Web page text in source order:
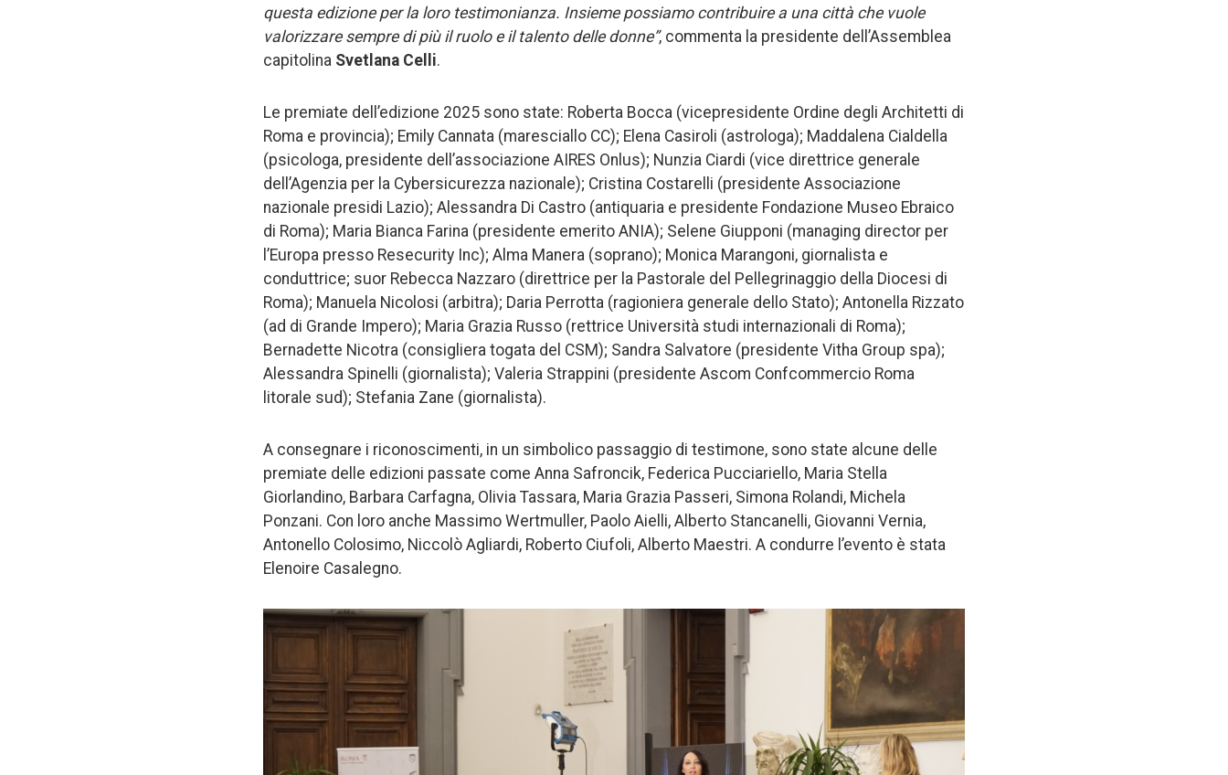
questa edizione per la loro testimonianza. Insieme possiamo contribuire a una città che vuole
valorizzare sempre di più il ruolo e il talento delle donne”, commenta la presidente dell’Assemblea
capitolina Svetlana Celli.
Le premiate dell’edizione 2025 sono state: Roberta Bocca (vicepresidente Ordine degli Architetti di
Roma e provincia); Emily Cannata (maresciallo CC); Elena Casiroli (astrologa); Maddalena Cialdella
(psicologa, presidente dell’associazione AIRES Onlus); Nunzia Ciardi (vice direttrice generale
dell’Agenzia per la Cybersicurezza nazionale); Cristina Costarelli (presidente Associazione
nazionale presidi Lazio); Alessandra Di Castro (antiquaria e presidente Fondazione Museo Ebraico
di Roma); Maria Bianca Farina (presidente emerito ANIA); Selene Giupponi (managing director per
l’Europa presso Resecurity Inc); Alma Manera (soprano); Monica Marangoni, giornalista e
conduttrice; suor Rebecca Nazzaro (direttrice per la Pastorale del Pellegrinaggio della Diocesi di
Roma); Manuela Nicolosi (arbitra); Daria Perrotta (ragioniera generale dello Stato); Antonella Rizzato
(ad di Grande Impero); Maria Grazia Russo (rettrice Università studi internazionali di Roma);
Bernadette Nicotra (consigliera togata del CSM); Sandra Salvatore (presidente Vitha Group spa);
Alessandra Spinelli (giornalista); Valeria Strappini (presidente Ascom Confcommercio Roma
litorale sud); Stefania Zane (giornalista).
A consegnare i riconoscimenti, in un simbolico passaggio di testimone, sono state alcune delle
premiate delle edizioni passate come Anna Safroncik, Federica Pucciariello, Maria Stella
Giorlandino, Barbara Carfagna, Olivia Tassara, Maria Grazia Passeri, Simona Rolandi, Michela
Ponzani. Con loro anche Massimo Wertmuller, Paolo Aielli, Alberto Stancanelli, Giovanni Vernia,
Antonello Colosimo, Niccolò Agliardi, Roberto Ciufoli, Alberto Maestri. A condurre l’evento è stata
Elenoire Casalegno.